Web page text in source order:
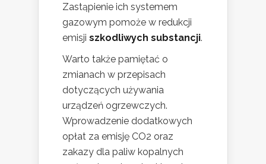
Zastąpienie ich systemem
gazowym pomoże w redukcji
emisji szkodliwych substancji.
Warto także pamiętać o
zmianach w przepisach
dotyczących używania
urządzeń ogrzewczych.
Wprowadzenie dodatkowych
opłat za emisję CO2 oraz
zakazy dla paliw kopalnych